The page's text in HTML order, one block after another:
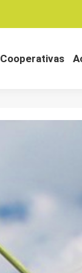
Cooperativas